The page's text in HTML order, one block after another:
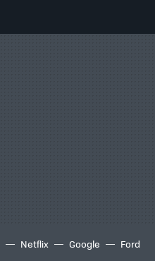
Netflix Google Ford